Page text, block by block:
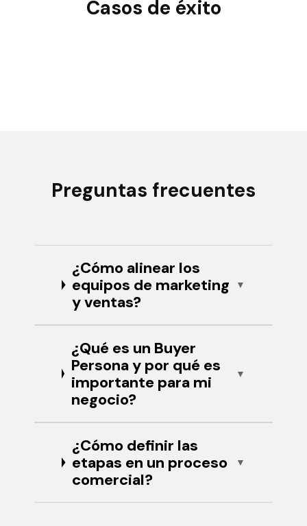
Casos de éxito
Preguntas frecuentes
¿Cómo alinear los
equipos de marketing
y ventas?
¿Qué es un Buyer
Persona y por qué es
importante para mi
negocio?
¿Cómo definir las
etapas en un proceso
comercial?